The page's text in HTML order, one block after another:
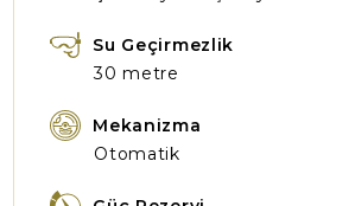
Su Geçirmezlik
30 metre
Mekanizma
Otomatik